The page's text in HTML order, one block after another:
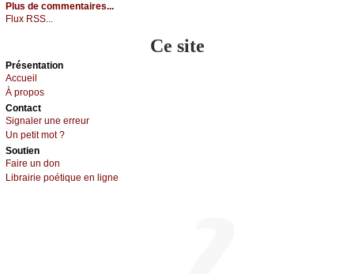
Plus de commentaires...
Flux RSS...
Ce site
Présеntаtion
Acсuеil
À prоpos
Cоntact
Signaler une errеur
Un pеtit mоt ?
Sоutien
Fаirе un dоn
Librairiе pоétique en lignе